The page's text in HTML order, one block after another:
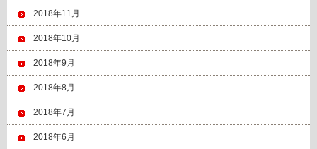
2018年11月
2018年10月
2018年9月
2018年8月
2018年7月
2018年6月